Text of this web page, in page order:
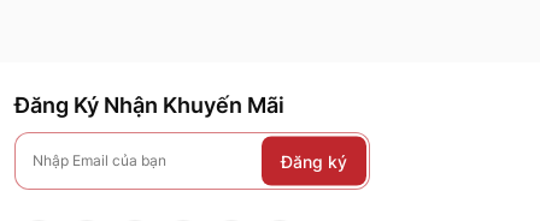
Đăng Ký Nhận Khuyến Mãi
Đăng ký